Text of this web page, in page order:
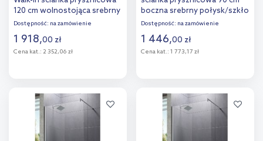
120 cm wolnostojąca srebrny
połysk/szkło przezroczyste
Dostępność: na zamówienie
1 918,00 zł
Cena kat.: 2 352,06 zł
Dodaj do
porównania
boczna srebrny połysk/szkło
przezroczyste Anti-Plaque
Dostępność: na zamówienie
1 446,00 zł
Cena kat.: 1 773,17 zł
Dodaj do
porównania